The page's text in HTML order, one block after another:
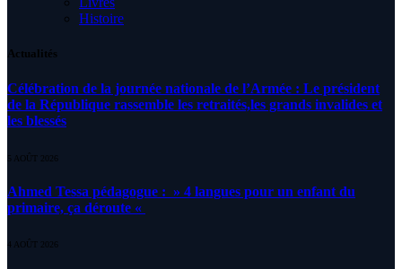
Histoire
Actualités
Célébration de la journée nationale de l’Armée : Le président
de la République rassemble les retraités,les grands invalides et
les blessés
5 AOÛT 2026
Ahmed Tessa pédagogue : » 4 langues pour un enfant du
primaire, ça déroute «
4 AOÛT 2026